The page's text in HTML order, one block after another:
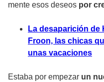
mente esos deseos por
La desaparición de
Froon, las chicas
unas vacaciones
Estaba por empezar un